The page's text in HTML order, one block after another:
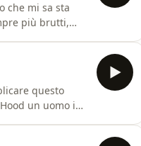
che mi sa sta
più brutti,
questo
un uomo in